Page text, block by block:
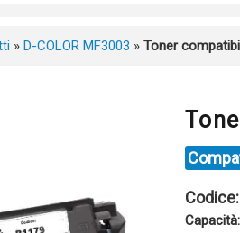
» D-COLOR MF3003 » Toner
Codice:
Capacità: